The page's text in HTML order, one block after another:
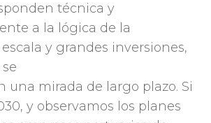
técnica y
a la lógica de la
y grandes inversiones,
una mirada de largo plazo. Si
y observamos los planes